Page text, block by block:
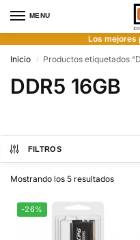
MENU
Los mejores
Inicio
/ Productos etiquetados
DDR5 16GB
FILTROS
Mostrando los 5 resultados
-26%